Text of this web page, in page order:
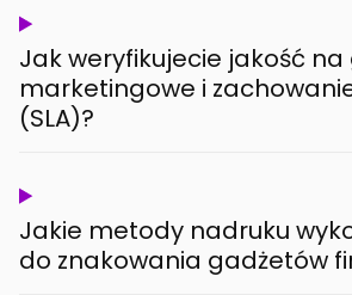
Jak weryfikujecie jakość
marketingowe i
(SLA)?
Jakie metody nadruku
do znakowania gadżetów